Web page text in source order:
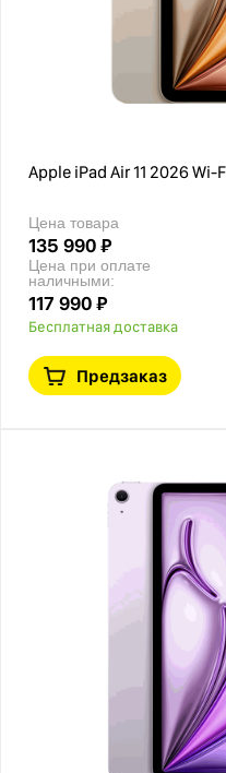
Apple iPad Air 11 2026 Wi-
Цена товара
135 990 ₽
Цена при оплате
наличными:
117 990 ₽
Бесплатная доставка
Предзаказ